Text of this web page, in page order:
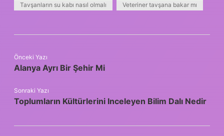
Tavşanların su kabı nasıl olmalı Veteriner tavşana bakar mı
Önceki Yazı
Alanya Ayrı Bir Şehir Mi
Sonraki Yazı
Toplumların Kültürlerini Inceleyen Bilim Dalı Nedir